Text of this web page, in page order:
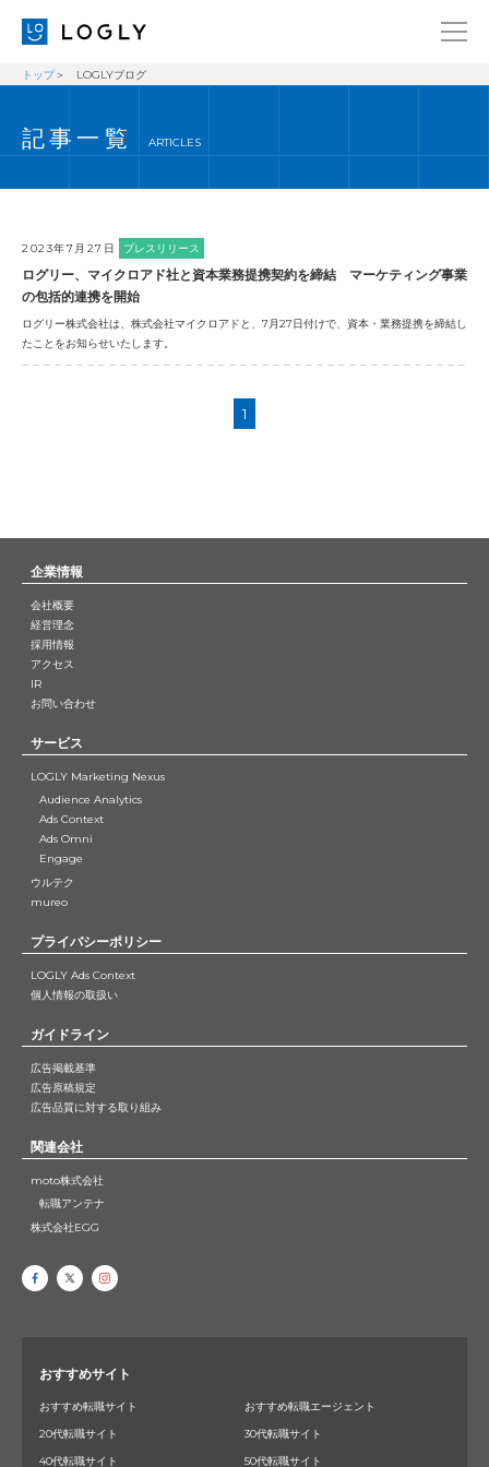
経営理念
ニュース
ブログ
事業内容
採用情報
トップ LOGLYブログ
記事一覧 ARTICLES
2023年7月27日 プレスリリース
ログリー、マイクロアド社と資本業務提携契約を締結 マーケティング事業
の包括的連携を開始
ログリー株式会社は、株式会社マイクロアドと、7月27日付けで、資本・業務提携を締結し
たことをお知らせいたします。
1
企業情報
会社概要
経営理念
採用情報
アクセス
IR
お問い合わせ
サービス
LOGLY Marketing Nexus
Audience Analytics
Ads Context
Ads Omni
Engage
ウルテク
mureo
プライバシーポリシー
LOGLY Ads Context
個人情報の取扱い
ガイドライン
広告掲載基準
広告原稿規定
広告品質に対する取り組み
関連会社
moto株式会社
転職アンテナ
株式会社EGG
おすすめサイト
おすすめ転職サイト
おすすめ転職エージェント
20代転職サイト
30代転職サイト
40代転職サイト
50代転職サイト